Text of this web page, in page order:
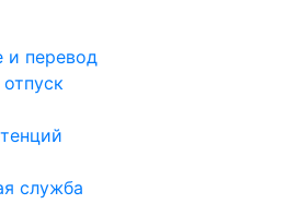
и перевод
служба